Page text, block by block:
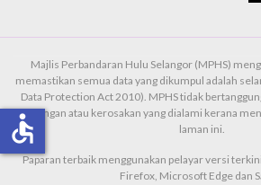
Majlis Perbandaran Hulu Selangor (MPHS)
memastikan semua data yang dikumpul adalah
Data Protection Act 2010). MPHS tidak
kehilangan atau kerosakan yang dialami kerana
laman ini.
Paparan terbaik menggunakan pelayar versi
Firefox, Microsoft Edge dan
accessible